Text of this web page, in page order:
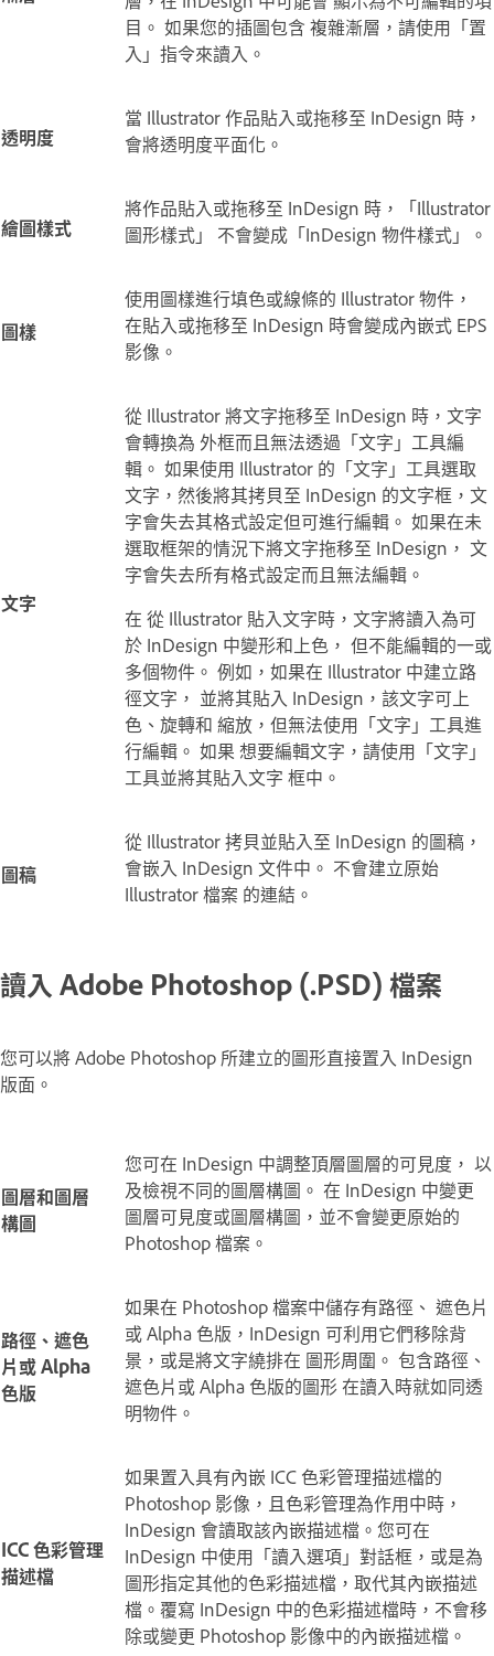
目。 如果您的插圖包含 複雜漸層，請使用「置
入」指令來讀入。
透明度
當 Illustrator 作品貼入或拖移至 InDesign 時，
會將透明度平面化。
繪圖樣式
將作品貼入或拖移至 InDesign 時，「Illustrator
圖形樣式」 不會變成「InDesign 物件樣式」。
圖樣
使用圖樣進行填色或線條的 Illustrator 物件，
在貼入或拖移至 InDesign 時會變成內嵌式 EPS
影像。
文字
從 Illustrator 將文字拖移至 InDesign 時，文字
會轉換為 外框而且無法透過「文字」工具編
輯。 如果使用 Illustrator 的「文字」工具選取
文字，然後將其拷貝至 InDesign 的文字框，文
字會失去其格式設定但可進行編輯。 如果在未
選取框架的情況下將文字拖移至 InDesign， 文
字會失去所有格式設定而且無法編輯。
在 從 Illustrator 貼入文字時，文字將讀入為可
於 InDesign 中變形和上色， 但不能編輯的一或
多個物件。 例如，如果在 Illustrator 中建立路
徑文字， 並將其貼入 InDesign，該文字可上
色、旋轉和 縮放，但無法使用「文字」工具進
行編輯。 如果 想要編輯文字，請使用「文字」
工具並將其貼入文字 框中。
圖稿
從 Illustrator 拷貝並貼入至 InDesign 的圖稿，
會嵌入 InDesign 文件中。 不會建立原始
Illustrator 檔案 的連結。
讀入 Adobe Photoshop (.PSD) 檔案
您可以將 Adobe Photoshop 所建立的圖形直接置入 InDesign
版面。
圖層和圖層
構圖
您可在 InDesign 中調整頂層圖層的可見度， 以
及檢視不同的圖層構圖。 在 InDesign 中變更
圖層可見度或圖層構圖，並不會變更原始的
Photoshop 檔案。
路徑、遮色
片或 Alpha
色版
如果在 Photoshop 檔案中儲存有路徑、 遮色片
或 Alpha 色版，InDesign 可利用它們移除背
景，或是將文字繞排在 圖形周圍。 包含路徑、
遮色片或 Alpha 色版的圖形 在讀入時就如同透
明物件。
ICC 色彩管理
描述檔
如果置入具有內嵌 ICC 色彩管理描述檔的
Photoshop 影像，且色彩管理為作用中時，
InDesign 會讀取該內嵌描述檔。您可在
InDesign 中使用「讀入選項」對話框，或是為
圖形指定其他的色彩描述檔，取代其內嵌描述
檔。覆寫 InDesign 中的色彩描述檔時，不會移
除或變更 Photoshop 影像中的內嵌描述檔。